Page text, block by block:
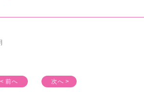
< 前へ 次へ >